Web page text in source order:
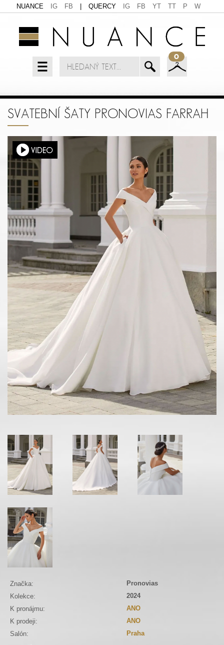
NUANCE IG FB QUERCY IG FB YT TT P W
0
SVATEBNÍ ŠATY PRONOVIAS FARRAH
Značka:
Pronovias
Kolekce:
2024
K pronájmu:
ANO
K prodeji:
ANO
Salón:
Praha